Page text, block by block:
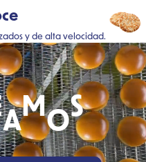
y de alta velocidad.
A
M
O
S